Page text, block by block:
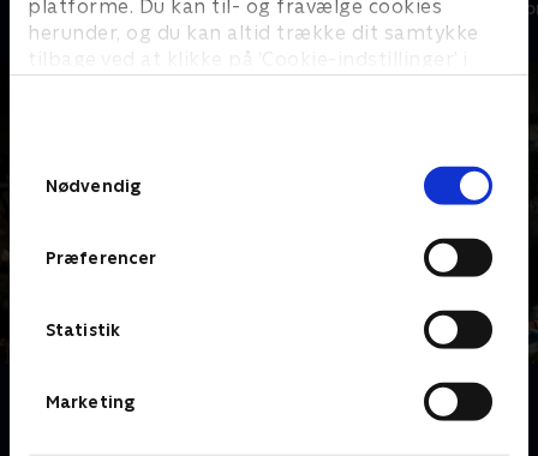
platforme. Du kan til- og fravælge cookies
herunder, og du kan altid trække dit samtykke
tilbage ved at klikke på ’Cookie-indstillinger’ i
Nødvendig
Præferencer
Statistik
Marketing
Livsstil • 4 sæsoner Livsstil • 1
Om Jul med Ernst
Ernst Kirchsteiger inviterer os ind i sin magiske